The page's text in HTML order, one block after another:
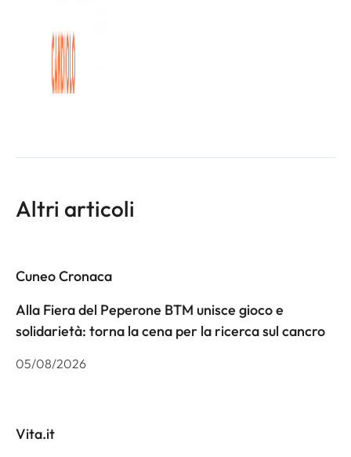
realizzato dai giocatori durante le Atp finals e 1.000 euro
per ogni ace nella finale.
L'articolo completo è disponibile a
Altri articoli
Cuneo Cronaca
Alla Fiera del Peperone BTM unisce gioco e
solidarietà: torna la cena per la ricerca sul cancro
05/08/2026
Vita.it